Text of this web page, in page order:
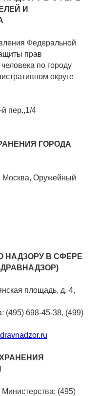
И
Федеральной
прав
по городу
округе
пер.,1/4
ГОРОДА
Москва, Оружейный
НАДЗОРУ В СФЕРЕ
площадь, д. 4,
(495) 698-45-38, (499)
(495)